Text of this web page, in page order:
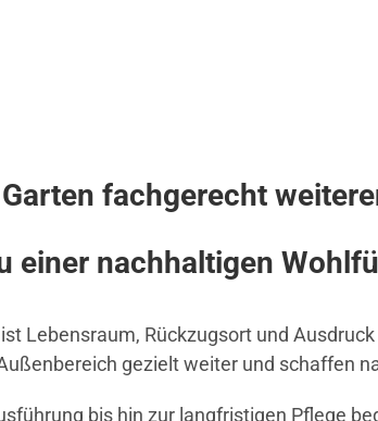
fachgerecht
einer nachhaltigen
Lebensraum, Rückzugsort und
gezielt weiter und schaffen
bis hin zur langfristigen Pflege